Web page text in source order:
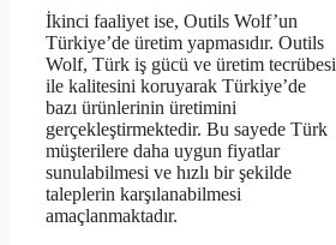
İkinci faaliyet ise, Outils Wolf’un
Türkiye’de üretim yapmasıdır. Outils
Wolf, Türk iş gücü ve üretim tecrübesi
ile kalitesini koruyarak Türkiye’de
bazı ürünlerinin üretimini
gerçekleştirmektedir. Bu sayede Türk
müşterilere daha uygun fiyatlar
sunulabilmesi ve hızlı bir şekilde
taleplerin karşılanabilmesi
amaçlanmaktadır.